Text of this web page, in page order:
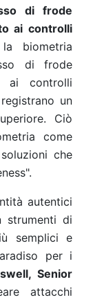
di frode
ai controlli
biometria
di frode
ai controlli
un
Ciò
come
che
.
autentici
strumenti di
semplici e
per i
Senior
attacchi